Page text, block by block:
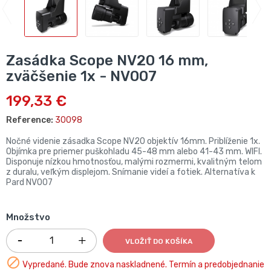
Zasádka Scope NV20 16 mm,
zväčšenie 1x - NV007
199,33 €
Reference: 30098
Nočné videnie zásadka Scope NV20 objektív 16mm. Priblíženie 1x.
Objímka pre priemer puškohladu 45-48 mm alebo 41-43 mm. WIFI.
Disponuje nízkou hmotnosťou, malými rozmermi, kvalitným telom
z duralu, veľkým displejom. Snímanie videí a fotiek. Alternatíva k
Pard NV007
Množstvo
VLOŽIŤ DO KOŠÍKA
 Vypredané. Bude znova naskladnené. Termín a predobjednanie